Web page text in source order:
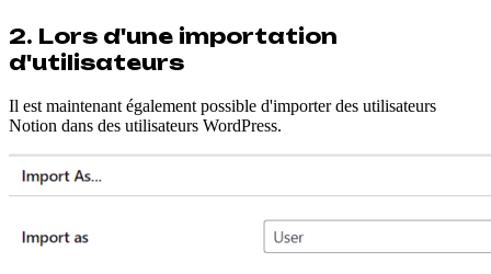
2. Lors d'une importation
d'utilisateurs
Il est maintenant également possible d'importer des utilisateurs
Notion dans des utilisateurs WordPress.